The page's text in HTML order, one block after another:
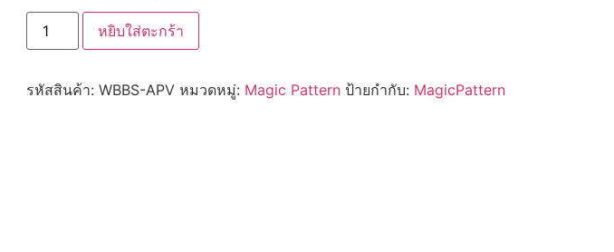
หยิบใส่ตะกร้า
รหัสสินค้า: WBBS-APV หมวดหมู่: Magic Pattern ป้ายกำกับ: MagicPattern